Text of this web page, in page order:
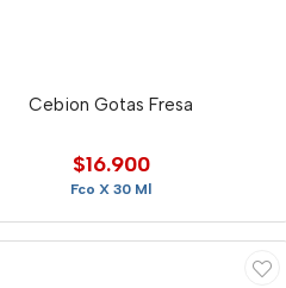
Cebion Gotas Fresa
$16.900
Fco X 30 Ml